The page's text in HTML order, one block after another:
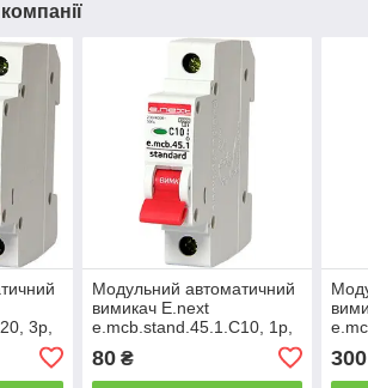
3р,
Модульний автоматичний
вимикач E.next
e.mcb.stand.45.1.C10, 1р,
80₴ 300